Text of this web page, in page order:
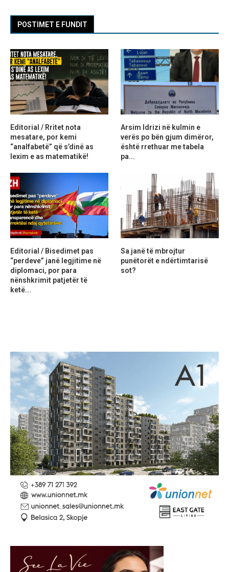
POSTIMET E FUNDIT
Editorial / Rritet nota
mesatare, por kemi
“analfabetë” që s’dinë as
lexim e as matematikë!
Arsim Idrizi në kulmin e
verës po bën gjum dimëror,
është rrethuar me tabela
pa...
Editorial / Bisedimet pas
“perdeve” janë legjitime në
diplomaci, por para
nënshkrimit patjetër të
ketë...
Sa janë të mbrojtur
punëtorët e ndërtimtarisë
sot?